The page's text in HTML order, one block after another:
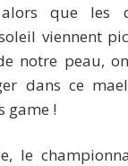
que les
viennent
notre peau,
dans ce
game !
le